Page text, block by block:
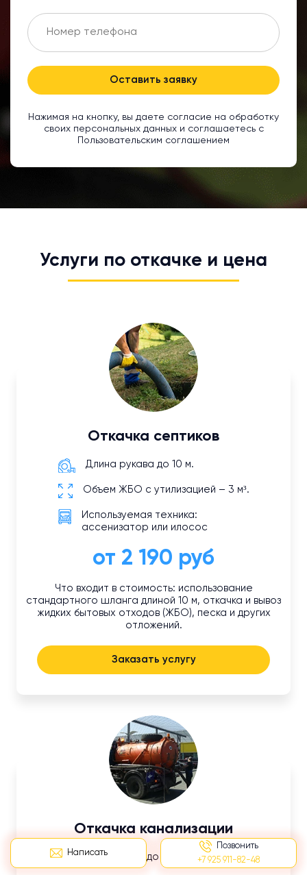
Написать
Позвонить
+7 925 911-82-48
Оставить заявку
Нажимая на кнопку, вы даете согласие на обработку
своих персональных данных и соглашаетесь с
Пользовательским соглашением
Услуги по откачке и цена
Откачка септиков
Длина рукава до 10 м.
Объем ЖБО с утилизацией – 3 м³.
Используемая техника:
ассенизатор или илосос
от 2 190 руб
Что входит в стоимость: использование
стандартного шланга длиной 10 м, откачка и вывоз
жидких бытовых отходов (ЖБО), песка и других
отложений.
Заказать услугу
Откачка канализации
Длина шланга до 10 м.